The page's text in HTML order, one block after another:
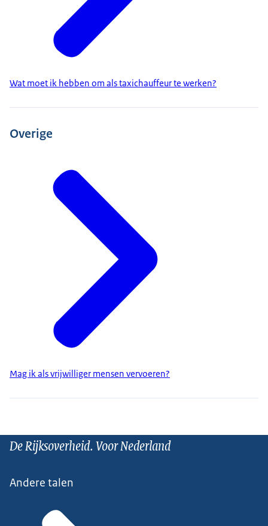
Wat moet ik hebben om als taxichauffeur te werken?
Overige
Mag ik als vrijwilliger mensen vervoeren?
De Rijksoverheid. Voor Nederland
Andere talen